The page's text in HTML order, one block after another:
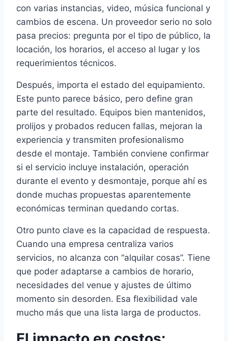
con varias instancias, video, música funcional y
cambios de escena. Un proveedor serio no solo
pasa precios: pregunta por el tipo de público, la
locación, los horarios, el acceso al lugar y los
requerimientos técnicos.
Después, importa el estado del equipamiento.
Este punto parece básico, pero define gran
parte del resultado. Equipos bien mantenidos,
prolijos y probados reducen fallas, mejoran la
experiencia y transmiten profesionalismo
desde el montaje. También conviene confirmar
si el servicio incluye instalación, operación
durante el evento y desmontaje, porque ahí es
donde muchas propuestas aparentemente
económicas terminan quedando cortas.
Otro punto clave es la capacidad de respuesta.
Cuando una empresa centraliza varios
servicios, no alcanza con “alquilar cosas”. Tiene
que poder adaptarse a cambios de horario,
necesidades del venue y ajustes de último
momento sin desorden. Esa flexibilidad vale
mucho más que una lista larga de productos.